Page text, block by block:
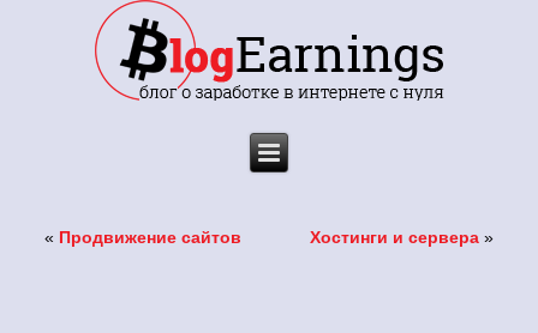
« Продвижение сайтов Хостинги и сервера»